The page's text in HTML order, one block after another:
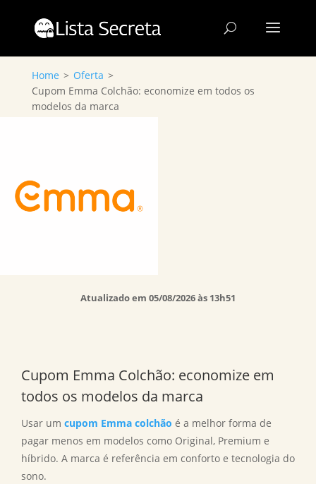
Home > Oferta >
Cupom Emma Colchão: economize em todos os
modelos da marca
Atualizado em 05/08/2026 às 13h51
Cupom Emma Colchão: economize em
todos os modelos da marca
Usar um cupom Emma colchão é a melhor forma de
pagar menos em modelos como Original, Premium e
híbrido. A marca é referência em conforto e tecnologia do
sono.